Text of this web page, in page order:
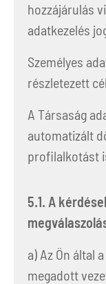
hozzájárulás
adatkezelés
Személyes
részletezett
A Társaság
automatizált
profilalkotást
5.1. A
a) Az Ön által
megadott